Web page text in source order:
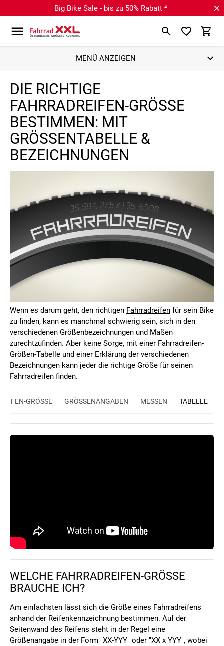
Big Bike Sale - bis zu 50% Rabatt ⁴
MENÜ ANZEIGEN
DIE RICHTIGE
FAHRRADREIFEN-GRÖSSE B
ESTIMMEN: MIT G
RÖSSENTABELLE & BE
ZEICHNUNGEN
Wenn es darum geht, den richtigen Fahrradreifen für sein Bike
zu finden, kann es manchmal schwierig sein, sich in den
verschiedenen Größenbezeichnungen und Maßen
zurechtzufinden. Aber keine Sorge, mit einer Fahrradreifen-
Größen-Tabelle und einer Erklärung der verschiedenen
Bezeichnungen kann jeder die richtige Größe für seinen
Fahrradreifen finden.
GRÖSSE GRÖSSENANGABEN MESSEN TABELLE
PASSENDEN FAHRRADREIFEN FINDEN:
VIDEO
WELCHE FAHRRADREIFEN-GRÖSSE B
RAUCHE ICH?
Am einfachsten lässt sich die Größe eines Fahrradreifens
anhand der Reifenkennzeichnung bestimmen. Auf der
Seitenwand des Reifens steht in der Regel eine
Größenangabe in der Form "XX-YYY" oder "XX x YYY", wobei